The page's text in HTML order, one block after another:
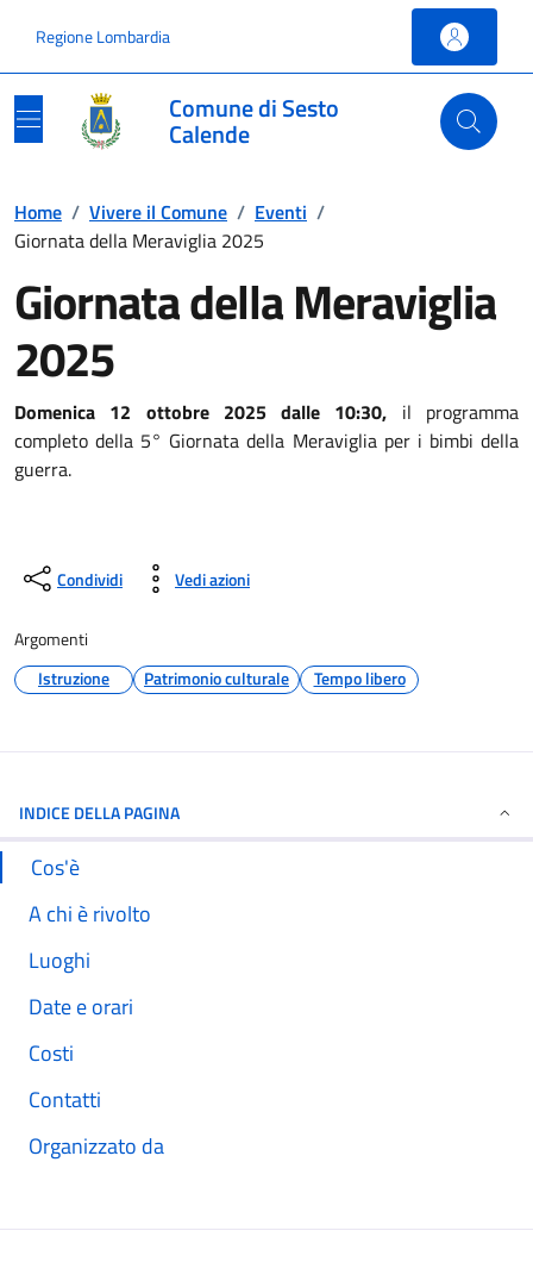
Regione Lombardia
Comune di Sesto
Calende
Home / Vivere il Comune / Eventi /
Giornata della Meraviglia 2025
Giornata della Meraviglia
2025
Domenica 12 ottobre 2025 dalle 10:30, il programma
completo della 5° Giornata della Meraviglia per i bimbi della
guerra.
Condividi Vedi azioni
Argomenti
Istruzione
Patrimonio culturale Tempo libero
INDICE DELLA PAGINA
Cos'è
A chi è rivolto
Luoghi
Date e orari
Costi
Contatti
Organizzato da